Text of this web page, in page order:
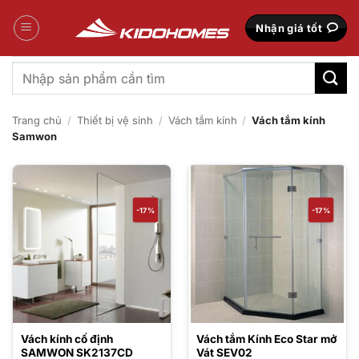
qua
Nhận giá tốt
Tìm
kiếm:
Trang chủ / Thiết bị vệ sinh / Vách tắm kính / Vách tắm kính
Samwon
-17%
Vách kính cố định
SAMWON SK2137CD
-17%
Vách tắm Kính Eco Star mở
Vát SEV02